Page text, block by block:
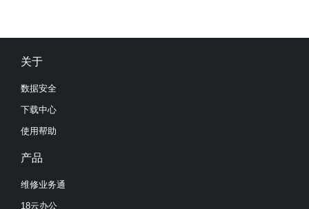
关于
数据安全
下载中心
使用帮助
产品
维修业务通
18云办公